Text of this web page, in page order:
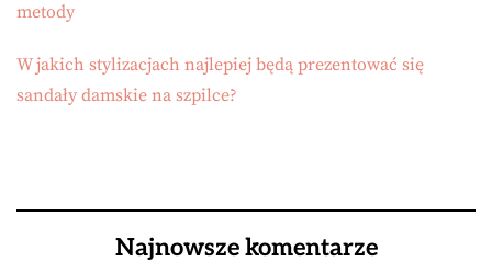
metody
W jakich stylizacjach najlepiej będą prezentować się
sandały damskie na szpilce?
Najnowsze komentarze